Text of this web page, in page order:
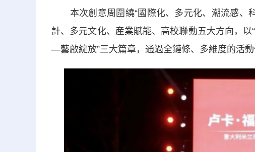
本次創意周圍繞“國際化、多元化、潮流感、
計、多元文化、産業賦能、高校聯動五大方向，
—藝啟綻放”三大篇章，通過全鏈條、多維度的活